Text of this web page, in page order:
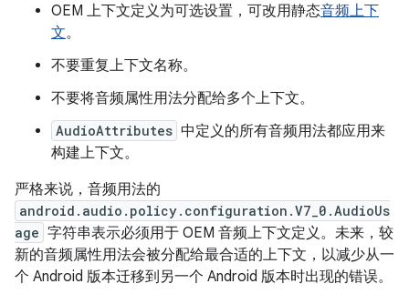
OEM 上下文定义为可选设置，可改用静态音频上下
文。
不要重复上下文名称。
不要将音频属性用法分配给多个上下文。
AudioAttributes 中定义的所有音频用法都应用来
构建上下文。
严格来说，音频用法的
android.audio.policy.configuration.V7_0.AudioUs
age 字符串表示必须用于 OEM 音频上下文定义。未来，较
新的音频属性用法会被分配给最合适的上下文，以减少从一
个 Android 版本迁移到另一个 Android 版本时出现的错误。